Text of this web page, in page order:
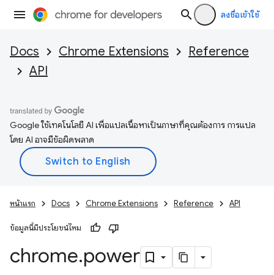
ลงชื่อเข้าใช้
Docs Chrome Extensions
Reference
API
Google ใช้เทคโนโลยี AI เพื่อแปลเนื้อหาเป็นภาษาที่คุณต้องการ การแปล
โดย AI อาจมีข้อผิดพลาด
หน้าแรก Docs Chrome Extensions Reference API
ข้อมูลนี้มีประโยชน์ไหม
chrome.power